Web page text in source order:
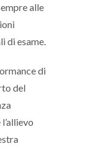
alle
di esame.
di
del
l’allievo